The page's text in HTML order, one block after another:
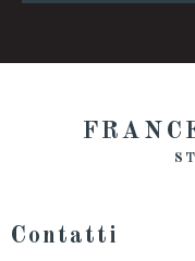
Contatti